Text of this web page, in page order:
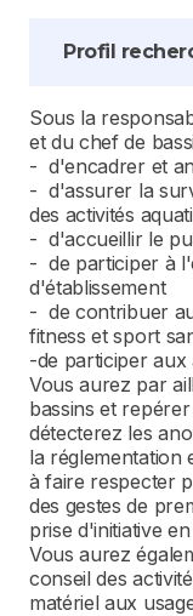
Profil
Sous la
et du chef de
- d'encadrer et
- d'assurer la
des activités
- d'accueillir le
- de participer à
d'établissement
- de contribuer
fitness et sport
-de participer aux
Vous aurez par
bassins et
détecterez les
la réglementation
à faire respecter
des gestes de
prise d'initiative
Vous aurez
conseil des
matériel aux